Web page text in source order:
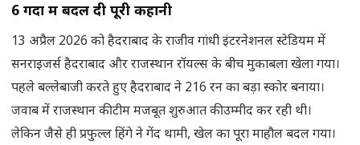
6 गेंदों में बदल दी पूरी कहानी
13 अप्रैल 2026 को हैदराबाद के राजीव गांधी इंटरनेशनल स्टेडियम में
सनराइजर्स हैदराबाद और राजस्थान रॉयल्स के बीच मुकाबला खेला गया।
पहले बल्लेबाजी करते हुए हैदराबाद ने 216 रन का बड़ा स्कोर बनाया।
जवाब में राजस्थान की टीम मजबूत शुरुआत की उम्मीद कर रही थी।
लेकिन जैसे ही प्रफुल्ल हिंगे ने गेंद थामी, खेल का पूरा माहौल बदल गया।